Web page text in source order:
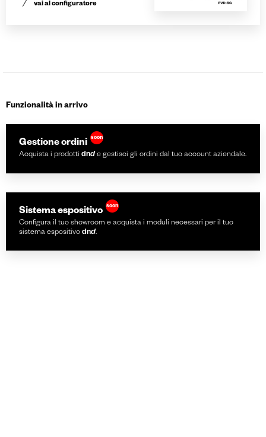
vai al configuratore
Funzionalità in arrivo
Gestione ordini soon
Acquista i prodottidnd e gestisci gli ordini dal tuo account aziendale.
Sistema espositivo soon
Configura il tuo showroom e acquista i moduli necessari per il tuo
sistema espositivodnd.